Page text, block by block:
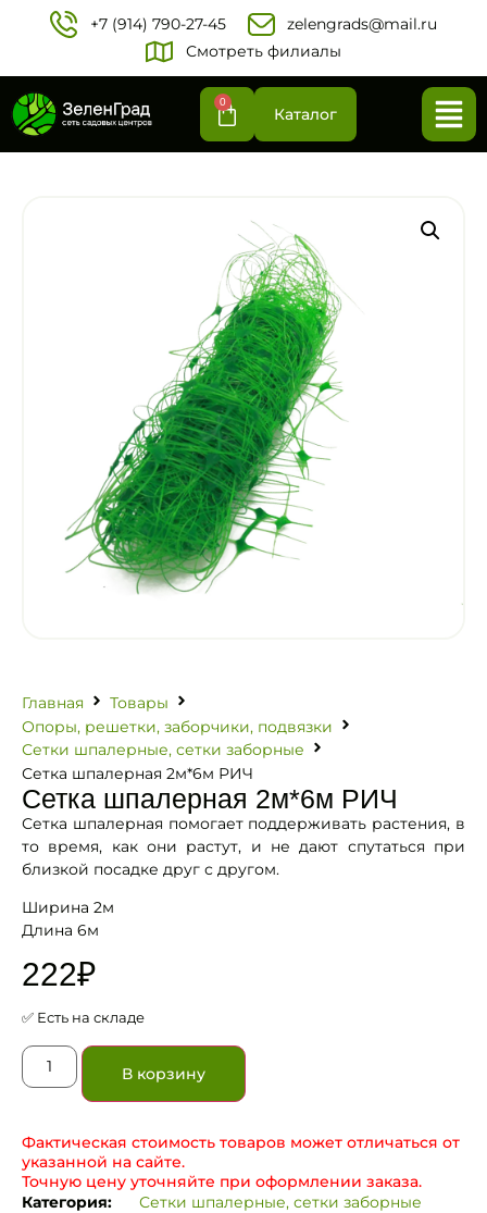
+7 (914) 790-27-45‬
zelengrads@mail.ru
Смотреть филиалы
0
Каталог
Главная
Товары
Опоры, решетки, заборчики, подвязки
Сетки шпалерные, сетки заборные
Сетка шпалерная 2м*6м РИЧ
Сетка шпалерная 2м*6м РИЧ
Сетка шпалерная помогает поддерживать растения, в
то время, как они растут, и не дают спутаться при
близкой посадке друг с другом.
Ширина 2м
Длина 6м
222₽
✅ Есть на складе
В корзину
Фактическая стоимость товаров может отличаться от
указанной на сайте.
Точную цену уточняйте при оформлении заказа.
Категория:
Сетки шпалерные, сетки заборные